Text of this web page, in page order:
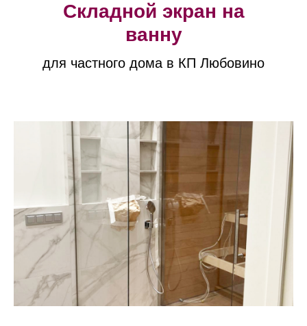
Складной экран на
ванну
для частного дома в КП Любовино